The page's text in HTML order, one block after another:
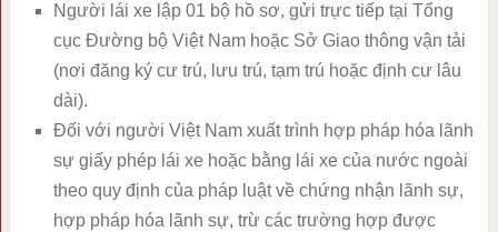
Người lái xe lập 01 bộ hồ sơ, gửi trực tiếp tại Tổng
cục Đường bộ Việt Nam hoặc Sở Giao thông vận tải
(nơi đăng ký cư trú, lưu trú, tạm trú hoặc định cư lâu
dài).
Đối với người Việt Nam xuất trình hợp pháp hóa lãnh
sự giấy phép lái xe hoặc bằng lái xe của nước ngoài
theo quy định của pháp luật về chứng nhận lãnh sự,
hợp pháp hóa lãnh sự, trừ các trường hợp được